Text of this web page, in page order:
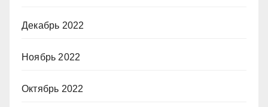
Декабрь 2022
Ноябрь 2022
Октябрь 2022